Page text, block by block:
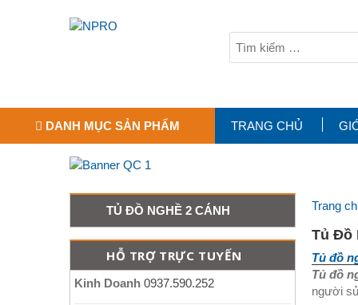
TRANG CHỦ
DANH MỤC SẢN PHẨM
Trang
Tủ Đồ
Tủ đồ
Tủ đồ
người
TỦ ĐỒ NGHỀ 2 CÁNH
HỖ TRỢ TRỰC TUYẾN
Kinh Doanh 0937.590.252